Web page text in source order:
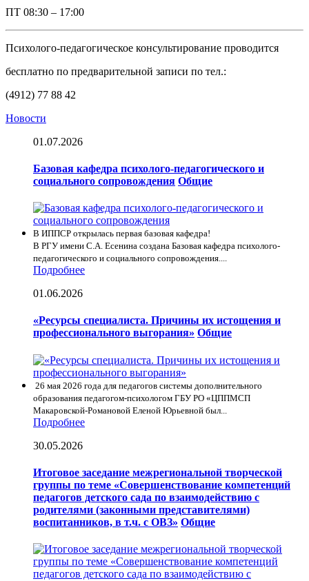
ПТ 08:30 – 17:00
Психолого-педагогическое консультирование проводится
бесплатно по предварительной записи по тел.:
(4912) 77 88 42
Новости
01.07.2026
Базовая кафедра психолого-педагогического и
социального сопровождения Общие
В ИППСР открылась первая базовая кафедра!
В РГУ имени С.А. Есенина создана Базовая кафедра психолого-
педагогического и социального сопровождения....
Подробнее
01.06.2026
«Ресурсы специалиста. Причины их истощения и
профессионального выгорания» Общие
26 мая 2026 года для педагогов системы дополнительного
образования педагогом-психологом ГБУ РО «ЦППМСП
Макаровской-Романовой Еленой Юрьевной был...
Подробнее
30.05.2026
Итоговое заседание межрегиональной творческой
группы по теме «Совершенствование компетенций
педагогов детского сада по взаимодействию с
родителями (законными представителями)
воспитанников, в т.ч. с ОВЗ» Общие